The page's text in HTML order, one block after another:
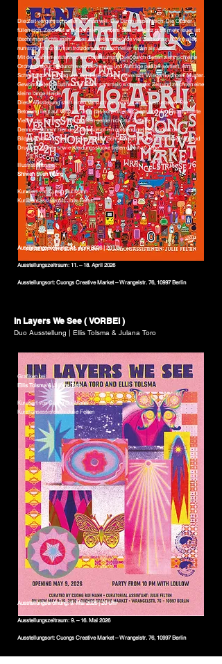
Die Zeit vergeht schneller als man will. Die Dinge stapeln sich. Die Ordner
füllen sich. Zeichner und Sammler. Seitdem Speicherplatz nicht mehr teuer ist
löscht man nichts mehr. Alles zu sortieren würde viel Zeit kosten. Wäre alles
nun sortiert würde man trotzdem nichts schneller finden als vorher.
Mit den Jahren entsteht so ein Datensumpf. Quer durch diesen zieht sich eine
Ordnerstruktur hindurch welche Projekte und Aufträge penibel sortiert. Am
Schreibtisch wird Tag um Tag diese Struktur erweitert. Wiederholungen. Muster.
Gewohnheiten. Routine. Die Bilder sammeln sich mit der Zeit und zeichnen eine
kleine lange Halde.
Diese Ausstellung stellt einen Versuch dar, einmal alles auszustellen. Die
Betonung liegt auf Versuch, denn das kontrollierte Chaos und die unkontrollierte
Vielfalt der Formen verschlucken gerne nicht nur Details.
Dennoch scheint hier der Datensumpf ein notwendiges Beiprodukt der
Bildproduktion zu sein. Dieser digitale Schreibtisch wird nun trockengelegt und
Drucke, Objekte sowie Kleidungsstücke treten damit zu Tage.
Illustrationen bei:
Shiwen Sven Wang
Kuratiert von Cuong Bui Manh
Kurationsassistentin: Julie Felten
Ausstellungseröfnung: 11. April 2026 | 20 Uhr
Ausstellungszeitraum: 11. – 18. April 2026
Ausstellungsort: Cuongs Creative Market – Wrangelstr. 76, 10997 Berlin
In Layers We See ( VORBEI )
Duo Ausstellung | Ellis Tolsma & Julana Toro
Grafiken bei:
Ellis Tolsma & Juliana Toro
Kuratiert von Cuong Bui Manh
Kurationsassistentin: Julie Felten
Ausstellungseröfnung: 9. Mai 2026 | 20 Uhr
Ausstellungszeitraum: 9. – 16. Mai 2026
Ausstellungsort: Cuongs Creative Market – Wrangelstr. 76, 10997 Berlin